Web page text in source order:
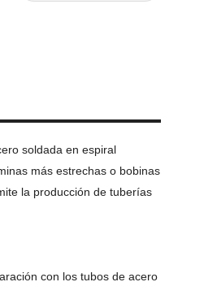
soldada en espiral
más estrechas o bobinas
la producción de tuberías
con los tubos de acero